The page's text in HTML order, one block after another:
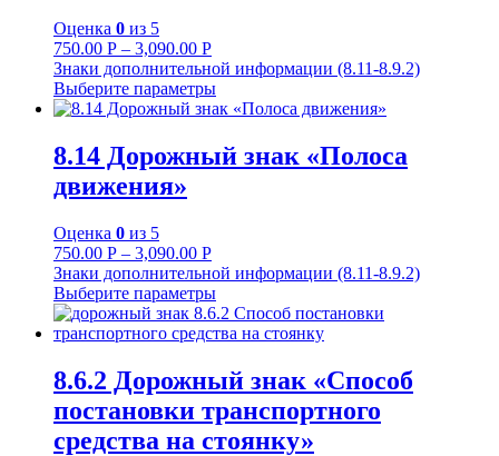
Оценка 0 из 5
750.00 Р – 3,090.00 Р
Знаки дополнительной информации (8.11-8.9.2)
Выберите параметры
8.14 Дорожный знак «Полоса
движения»
Оценка 0 из 5
750.00 Р – 3,090.00 Р
Знаки дополнительной информации (8.11-8.9.2)
Выберите параметры
8.6.2 Дорожный знак «Способ
постановки транспортного
средства на стоянку»